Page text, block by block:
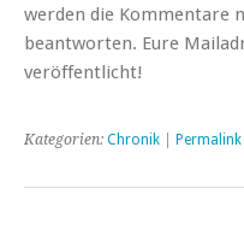
werden die Kommentare
beantworten. Eure
veröffentlicht!
Kategorien: Chronik Permalink